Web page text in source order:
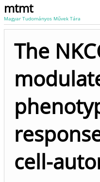
mtmt
Magyar Tudományos Művek Tára
The
cell-